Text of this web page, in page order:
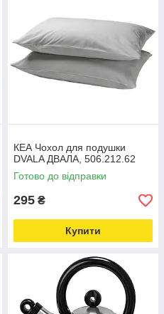
КЕА Чохол для подушки
DVALA ДВАЛА, 506.212.62
Готово до відправки
295 ₴
Купити